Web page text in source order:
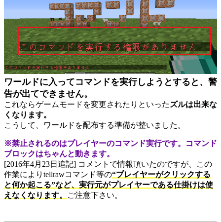
ワールドに入ってコマンドを実行しようとすると、警
告が出てできません。
これならゲームモードを変更されたりといった ズルは出来な
くなります。
こうして、ワールドを配布する準備が整いました。
※禁止されるのはプレイヤーのコマンド実行です。コマンド
ブロックはちゃんと動きます。
[2016年4月23日追記] コメントで情報頂いたのですが、この
作業によりtellrawコマンド等の“プレイヤーがクリックする
と何か起こる”など、実行元がプレイヤーである仕掛けは使
えなくなります。
ご注意下さい。